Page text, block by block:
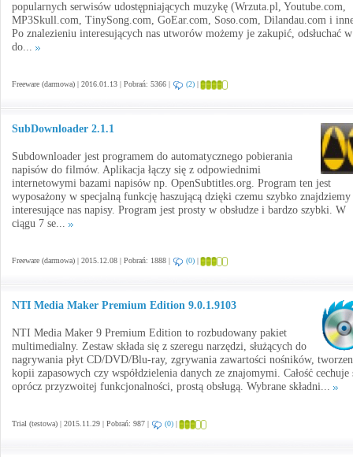
popularnych serwisów udostępniających muzykę (Wrzuta.pl, Youtube.com,
MP3Skull.com, TinySong.com, GoEar.com, Soso.com, Dilandau.com i
Po znalezieniu interesujących nas utworów możemy je zakupić, odsłuchać w
do...
Freeware (darmowa) | 2016.01.13 | Pobrań: 5366 | (2) |
SubDownloader 2.1.1
Subdownloader jest programem do automatycznego pobierania
napisów do filmów. Aplikacja łączy się z odpowiednimi
internetowymi bazami napisów np. OpenSubtitles.org. Program ten jest
wyposażony w specjalną funkcję haszującą dzięki czemu szybko znajdziemy
interesujące nas napisy. Program jest prosty w obsłudze i bardzo szybki. W
ciągu 7 se...
Freeware (darmowa) | 2015.12.08 | Pobrań: 1888 | (0) |
NTI Media Maker Premium Edition 9.0.1.9103
NTI Media Maker 9 Premium Edition to rozbudowany pakiet
multimedialny. Zestaw składa się z szeregu narzędzi, służących do
nagrywania płyt CD/DVD/Blu-ray, zgrywania zawartości nośników,
kopii zapasowych czy współdzielenia danych ze znajomymi. Całość cechuje
oprócz przyzwoitej funkcjonalności, prostą obsługą. Wybrane składni...
Trial (testowa) | 2015.11.29 | Pobrań: 987 | (0) |